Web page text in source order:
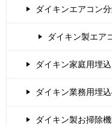
ダイキンエアコン
ダイキン製エア
ダイキン家庭用埋
ダイキン業務用埋
ダイキン製お掃除